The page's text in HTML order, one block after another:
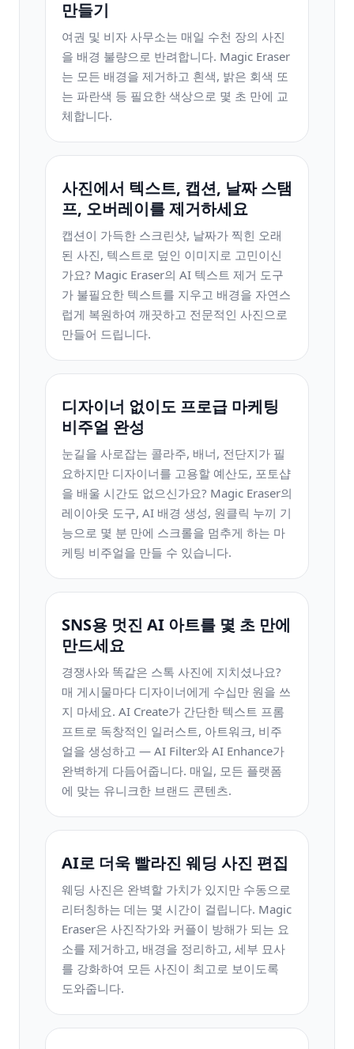
만들기
여권 및 비자 사무소는 매일 수천 장의 사진
을 배경 불량으로 반려합니다. Magic Eraser
는 모든 배경을 제거하고 흰색, 밝은 회색 또
는 파란색 등 필요한 색상으로 몇 초 만에 교
체합니다.
사진에서 텍스트, 캡션, 날짜 스탬
프, 오버레이를 제거하세요
캡션이 가득한 스크린샷, 날짜가 찍힌 오래
된 사진, 텍스트로 덮인 이미지로 고민이신
가요? Magic Eraser의 AI 텍스트 제거 도구
가 불필요한 텍스트를 지우고 배경을 자연스
럽게 복원하여 깨끗하고 전문적인 사진으로
만들어 드립니다.
디자이너 없이도 프로급 마케팅
비주얼 완성
눈길을 사로잡는 콜라주, 배너, 전단지가 필
요하지만 디자이너를 고용할 예산도, 포토샵
을 배울 시간도 없으신가요? Magic Eraser의
레이아웃 도구, AI 배경 생성, 원클릭 누끼 기
능으로 몇 분 만에 스크롤을 멈추게 하는 마
케팅 비주얼을 만들 수 있습니다.
SNS용 멋진 AI 아트를 몇 초 만에
만드세요
경쟁사와 똑같은 스톡 사진에 지치셨나요?
매 게시물마다 디자이너에게 수십만 원을 쓰
지 마세요. AI Create가 간단한 텍스트 프롬
프트로 독창적인 일러스트, 아트워크, 비주
얼을 생성하고 — AI Filter와 AI Enhance가
완벽하게 다듬어줍니다. 매일, 모든 플랫폼
에 맞는 유니크한 브랜드 콘텐츠.
AI로 더욱 빨라진 웨딩 사진 편집
웨딩 사진은 완벽할 가치가 있지만 수동으로
리터칭하는 데는 몇 시간이 걸립니다. Magic
Eraser은 사진작가와 커플이 방해가 되는 요
소를 제거하고, 배경을 정리하고, 세부 묘사
를 강화하여 모든 사진이 최고로 보이도록
도와줍니다.